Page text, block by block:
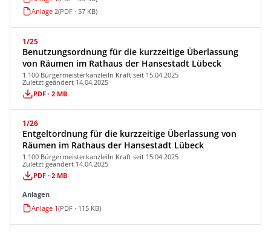
Anlage 2(PDF · 57 KB)
1/25
Benutzungsordnung für die kurzzeitige Überlassung
von Räumen im Rathaus der Hansestadt Lübeck
1.100 BürgermeisterkanzleiIn Kraft seit 15.04.2025
Zuletzt geändert 14.04.2025
PDF · 2 MB
1/26
Entgeltordnung für die kurzzeitige Überlassung von
Räumen im Rathaus der Hansestadt Lübeck
1.100 BürgermeisterkanzleiIn Kraft seit 15.04.2025
Zuletzt geändert 14.04.2025
PDF · 2 MB
Anlagen
Anlage 1(PDF · 115 KB)